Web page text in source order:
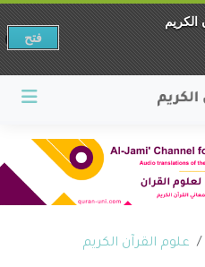
علوم القرآن الكريم
الكريم
فتح